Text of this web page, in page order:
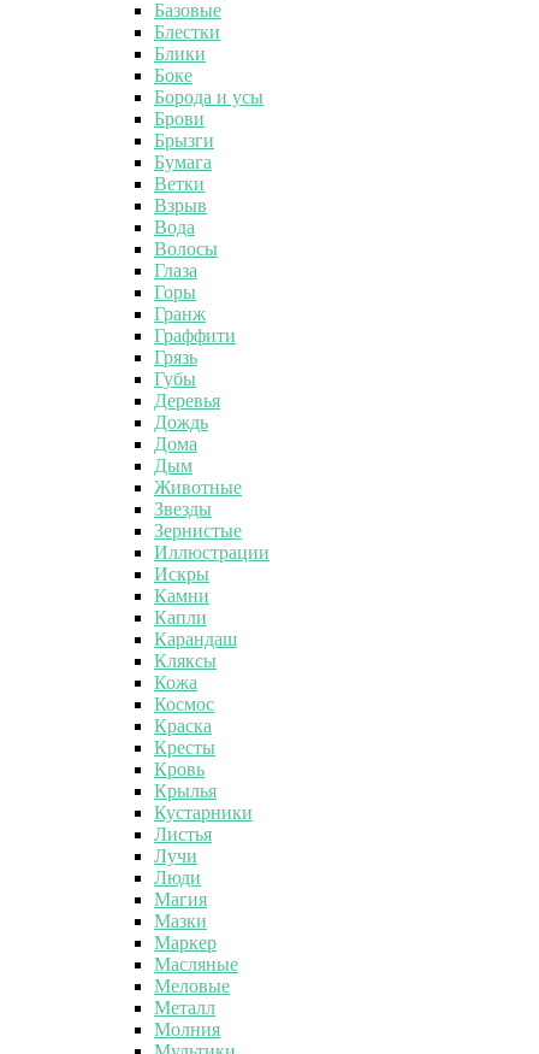
Базовые
Блестки
Блики
Боке
Борода и усы
Брови
Брызги
Бумага
Ветки
Взрыв
Вода
Волосы
Глаза
Горы
Гранж
Граффити
Грязь
Губы
Деревья
Дождь
Дома
Дым
Животные
Звезды
Зернистые
Иллюстрации
Искры
Камни
Капли
Карандаш
Кляксы
Кожа
Космос
Краска
Кресты
Кровь
Крылья
Кустарники
Листья
Лучи
Люди
Магия
Мазки
Маркер
Масляные
Меловые
Металл
Молния